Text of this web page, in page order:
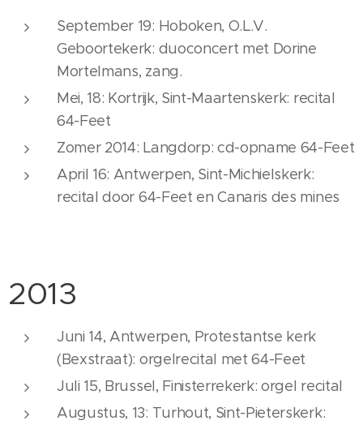
September 19: Hoboken, O.L.V.
Geboortekerk: duoconcert met Dorine
Mortelmans, zang.
Mei, 18: Kortrijk, Sint-Maartenskerk: recital
64-Feet
Zomer 2014: Langdorp: cd-opname 64-Feet
April 16: Antwerpen, Sint-Michielskerk:
recital door 64-Feet en Canaris des mines
2013
Juni 14, Antwerpen, Protestantse kerk
(Bexstraat): orgelrecital met 64-Feet
Juli 15, Brussel, Finisterrekerk: orgel recital
Augustus, 13: Turhout, Sint-Pieterskerk: